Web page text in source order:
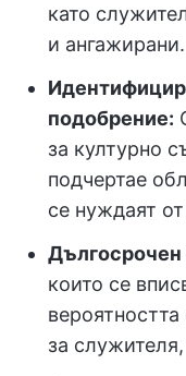
като
и ангажирани.
подобрение:
за културно
подчертае
се нуждаят
Дългосрочен
които се
за